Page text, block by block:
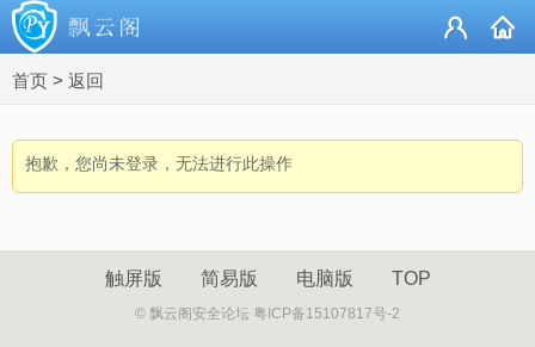
首页 > 返回
抱歉，您尚未登录，无法进行此操作
触屏版 简易版 电脑版 TOP
© 飘云阁安全论坛 粤ICP备15107817号-2